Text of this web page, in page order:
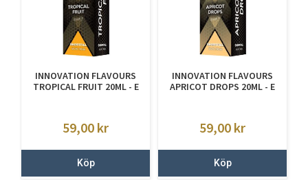
INNOVATION FLAVOURS
TROPICAL FRUIT 20ML - E
59,00 kr
Köp
INNOVATION FLAVOURS
APRICOT DROPS 20ML - E
59,00 kr
Köp